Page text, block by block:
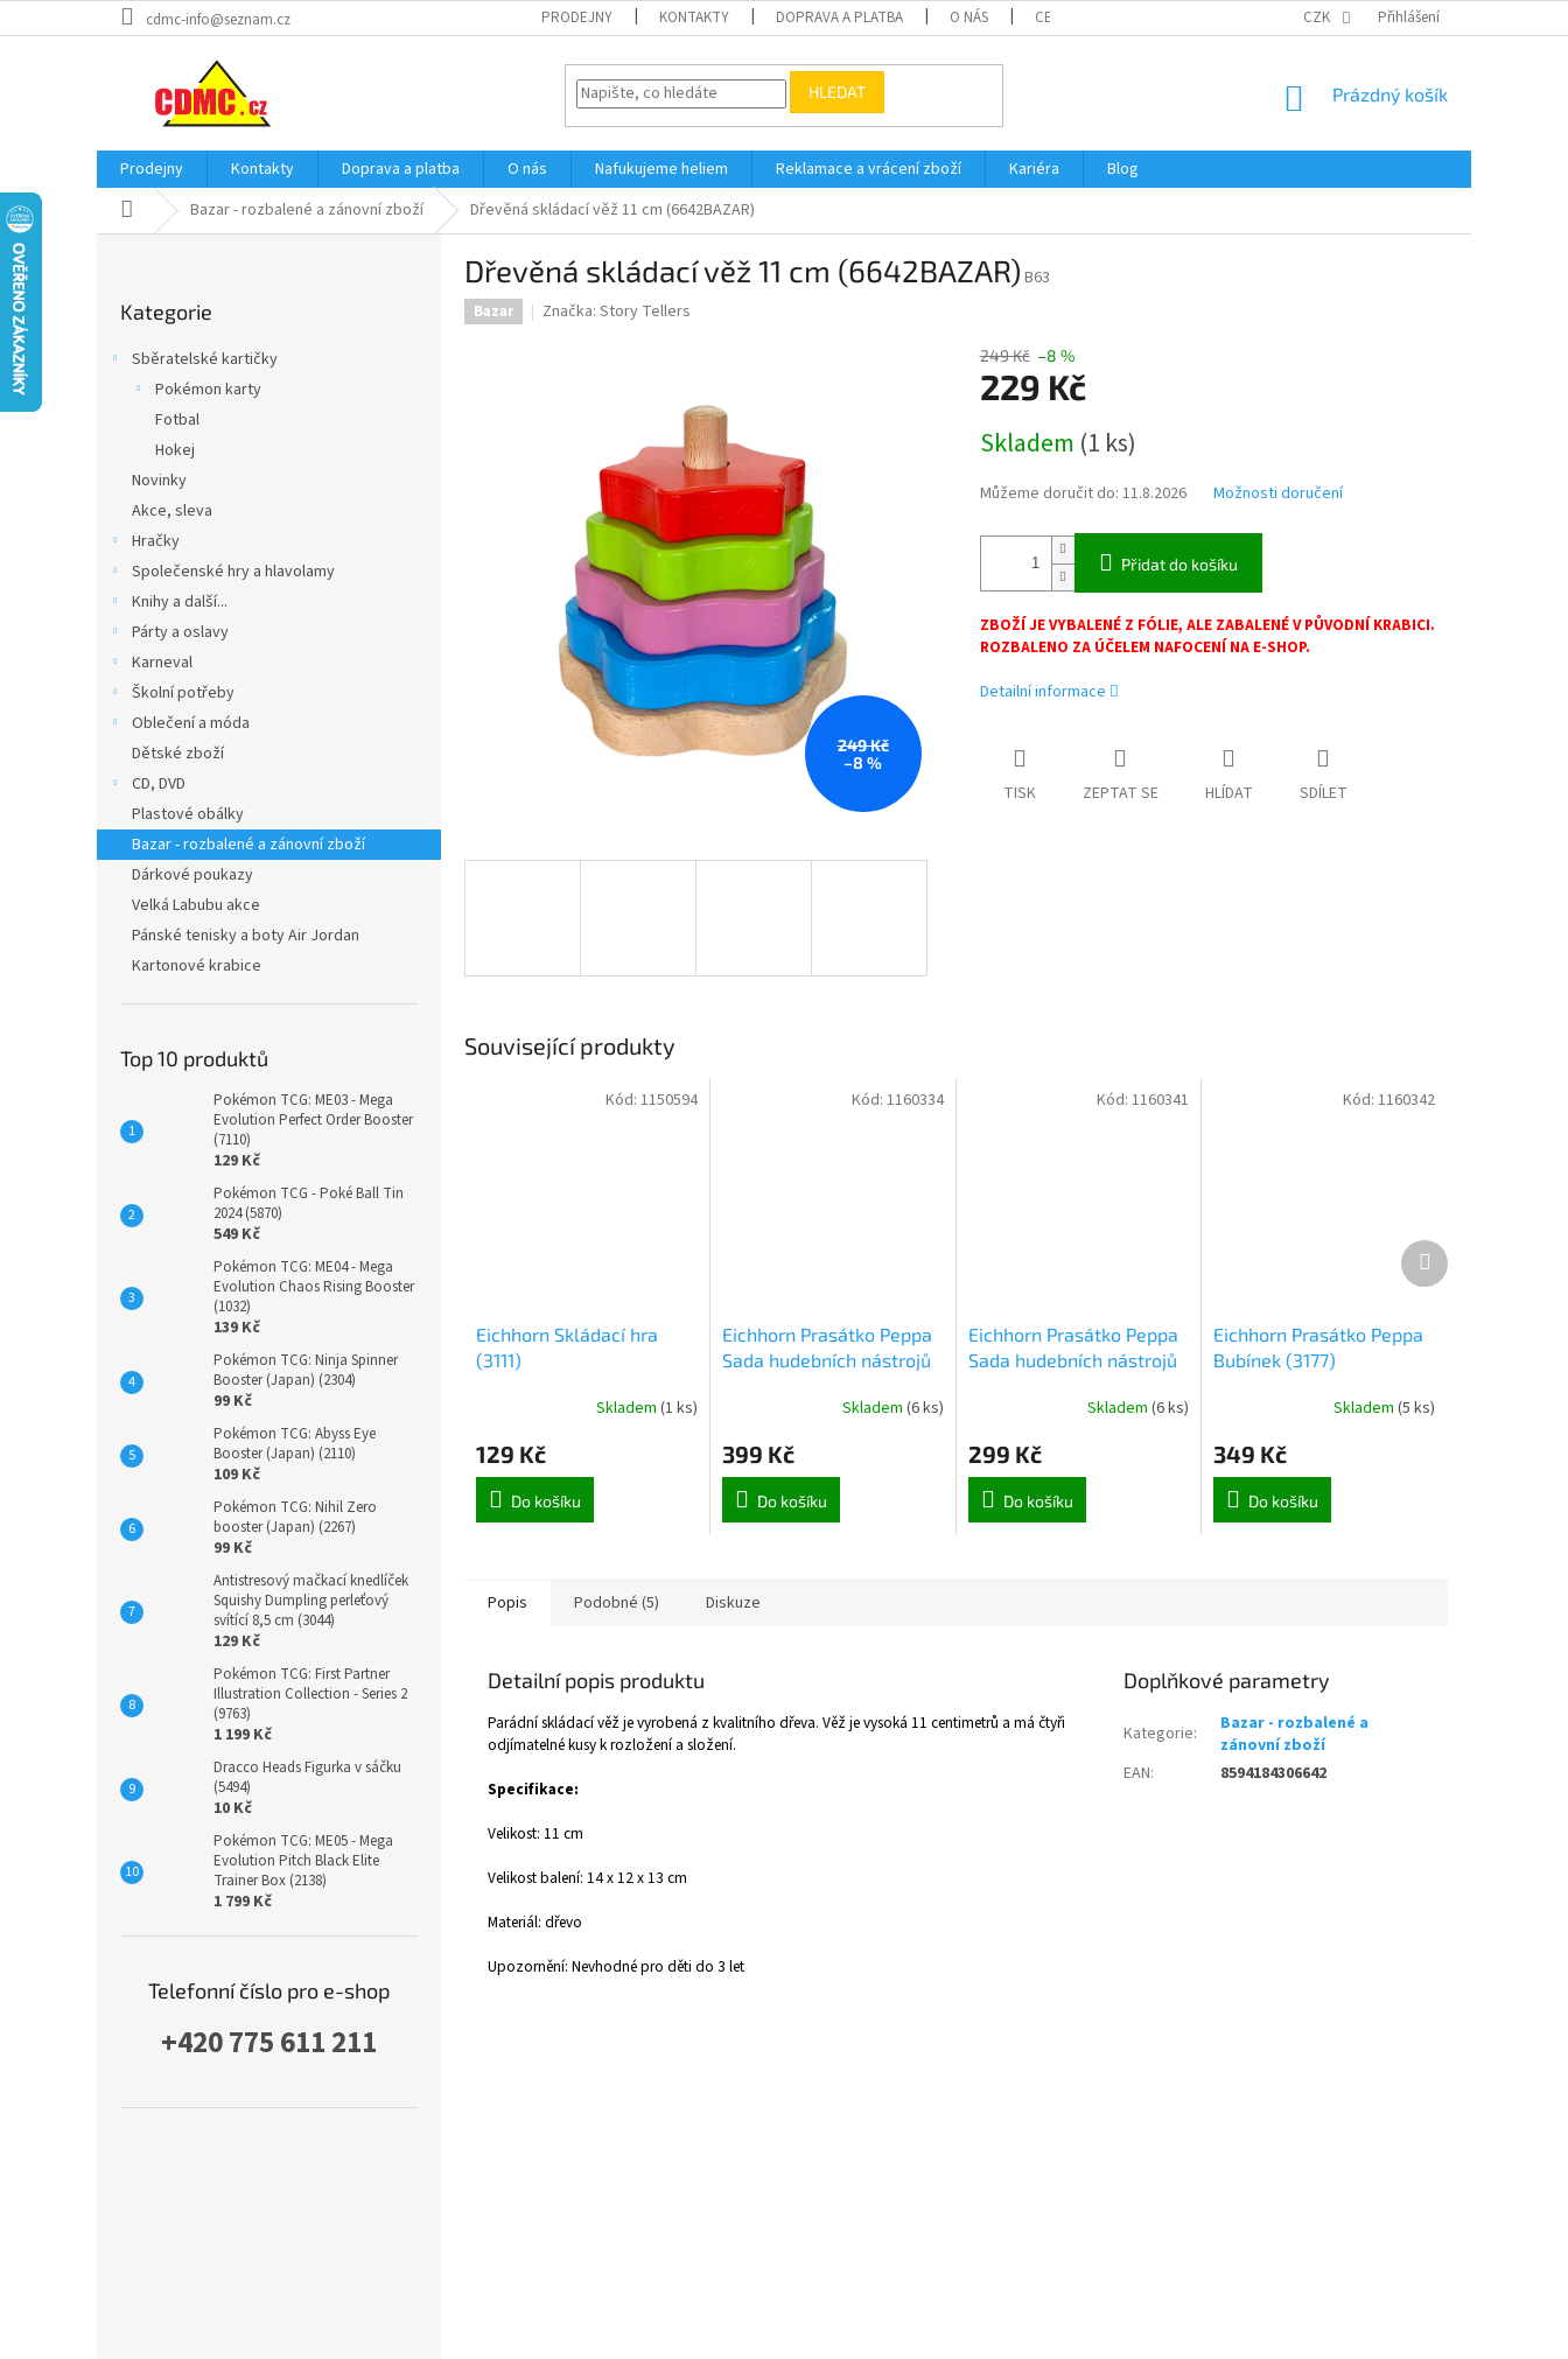
na
cdmc-info@seznam.cz PRODEJNY KONTAKTY DOPRAVA A PLATBA O NÁS CERTIFIKÁTY A NÁVODY OBCHODNÍ PODMÍNKY OCHRANA OSOBNÍCH
CZK Přihlášení
HLEDAT
NÁKUPNÍ
Prázdný košík
Prodejny Kontakty Doprava a platba O nás Nafukujeme heliem Reklamace a vrácení zboží Kariéra
Blog
Domů Bazar - rozbalené a zánovní zboží Dřevěná skládací věž 11 cm (6642BAZAR)
kategorie
Kategorie
Sběratelské kartičky
Pokémon karty
Fotbal
Hokej
Novinky
Akce, sleva
Hračky
Společenské hry a hlavolamy
Knihy a další...
Párty a oslavy
Karneval
Školní potřeby
Oblečení a móda
Dětské zboží
CD, DVD
Plastové obálky
Bazar - rozbalené a zánovní zboží
Dárkové poukazy
Velká Labubu akce
Pánské tenisky a boty Air Jordan
Kartonové krabice
Top 10 produktů
Pokémon TCG: ME03 - Mega
Evolution Perfect Order Booster
(7110)
129 Kč
Pokémon TCG - Poké Ball Tin
2024 (5870)
549 Kč
Pokémon TCG: ME04 - Mega
Evolution Chaos Rising Booster
(1032)
139 Kč
Pokémon TCG: Ninja Spinner
Booster (Japan) (2304)
99 Kč
Pokémon TCG: Abyss Eye
Booster (Japan) (2110)
109 Kč
Pokémon TCG: Nihil Zero
booster (Japan) (2267)
99 Kč
Antistresový mačkací knedlíček
Squishy Dumpling perleťový
svítící 8,5 cm (3044)
129 Kč
Pokémon TCG: First Partner
Illustration Collection - Series 2
(9763)
1 199 Kč
Dracco Heads Figurka v sáčku
(5494)
10 Kč
Pokémon TCG: ME05 - Mega
Evolution Pitch Black Elite
Trainer Box (2138)
1 799 Kč
Telefonní číslo pro e-shop
+420 775 611 211
Dřevěná skládací věž 11 cm (6642BAZAR) B63
Bazar Značka: Story Tellers
249 Kč
–8 %
249 Kč –8 %
229 Kč
cena:
Skladem (1 ks)
Můžeme doručit do: 11.8.2026 Možnosti doručení
Přidat do košíku
ZBOŽÍ JE VYBALENÉ Z FÓLIE, ALE ZABALENÉ V PŮVODNÍ KRABICI.
ROZBALENO ZA ÚČELEM NAFOCENÍ NA E-SHOP.
Detailní informace
TISK ZEPTAT SE HLÍDAT SDÍLET
Související produkty
Eichhorn Skládací hra
(3111)
Skladem (1 ks)
129 Kč
Do košíku
Kód: 1150594
Eichhorn Prasátko Peppa
Sada hudebních nástrojů
Skladem (6 ks)
399 Kč
Do košíku
Kód: 1160334
Eichhorn Prasátko Peppa
Sada hudebních nástrojů
Skladem(6 ks)
299 Kč
Do košíku
Kód:1160341
Eichhorn Prasátko Peppa
Bubínek (3177)
Skladem (5 ks)
349 Kč
Do košíku
Kód: 1160342
Další
produkt
Popis Podobné (5) Diskuze
Detailní popis produktu
Parádní skládací věž je vyrobená z kvalitního dřeva. Věž je vysoká 11 centimetrů a má čtyři
odjímatelné kusy k rozložení a složení.
Specifikace:
Velikost: 11 cm
Velikost balení: 14 x 12 x 13 cm
Materiál: dřevo
Upozornění: Nevhodné pro děti do 3 let
Doplňkové parametry
Kategorie:
Bazar - rozbalené a
zánovní zboží
EAN: 8594184306642